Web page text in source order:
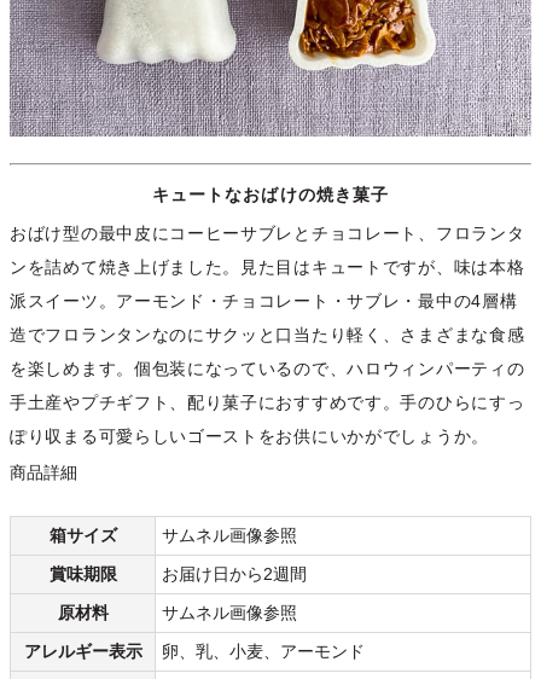
キュートなおばけの焼き菓子
おばけ型の最中皮にコーヒーサブレとチョコレート、フロランタ
ンを詰めて焼き上げました。見た目はキュートですが、味は本格
派スイーツ。アーモンド・チョコレート・サブレ・最中の4層構
造でフロランタンなのにサクッと口当たり軽く、さまざまな食感
を楽しめます。個包装になっているので、ハロウィンパーティの
手土産やプチギフト、配り菓子におすすめです。手のひらにすっ
ぽり収まる可愛らしいゴーストをお供にいかがでしょうか。
商品詳細
箱サイズ
サムネル画像参照
賞味期限
お届け日から2週間
原材料
サムネル画像参照
アレルギー表示
卵、乳、小麦、アーモンド